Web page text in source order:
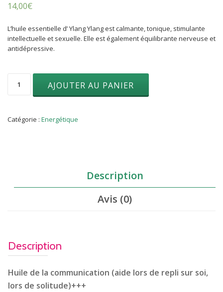
14,00€
L’huile essentielle d’ Ylang Ylang est calmante, tonique, stimulante
intellectuelle et sexuelle. Elle est également équilibrante nerveuse et
antidépressive.
Ylang
(Cananga
AJOUTER AU PANIER
Catégorie : Energétique
Description
Avis (0)
Description
Huile de la communication (aide lors de repli sur soi,
lors de solitude)+++